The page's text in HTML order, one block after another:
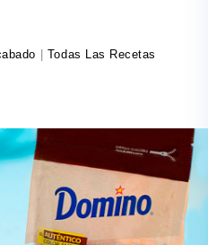
Todas Las Recetas